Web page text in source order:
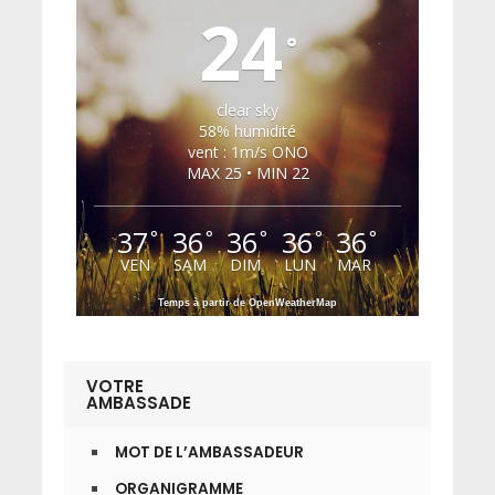
24°
clear sky
58% humidité
vent : 1m/s ONO
MAX 25 • MIN 22
37°
VEN
36°
SAM
36°
DIM
36°
LUN
36°
MAR
Temps à partir de OpenWeatherMap
VOTRE
AMBASSADE
MOT DE L’AMBASSADEUR
ORGANIGRAMME